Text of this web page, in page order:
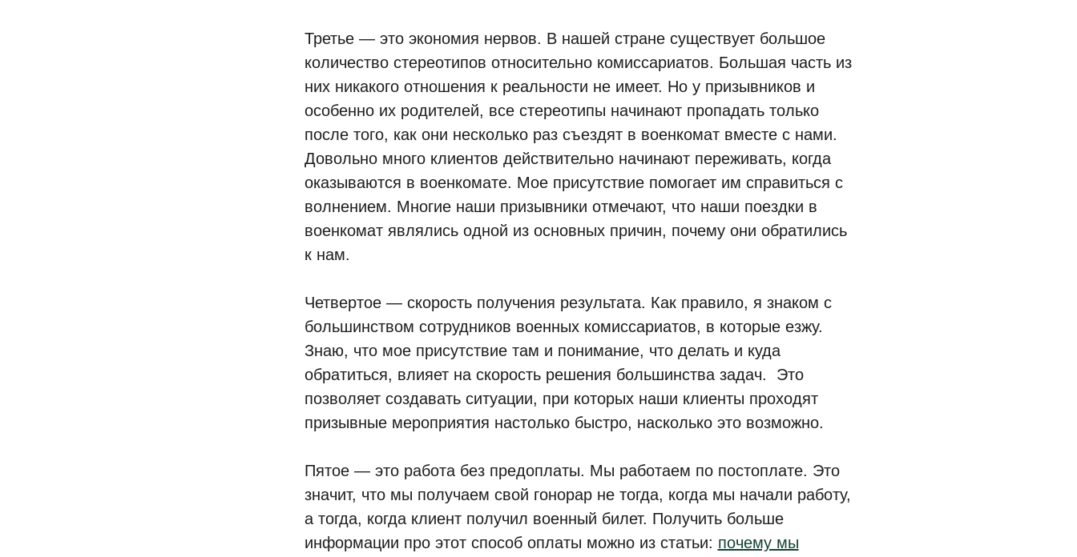
Третье — это экономия нервов. В нашей стране существует большое
количество стереотипов относительно комиссариатов. Большая часть из
них никакого отношения к реальности не имеет. Но у призывников и
особенно их родителей, все стереотипы начинают пропадать только
после того, как они несколько раз съездят в военкомат вместе с нами.
Довольно много клиентов действительно начинают переживать, когда
оказываются в военкомате. Мое присутствие помогает им справиться с
волнением. Многие наши призывники отмечают, что наши поездки в
военкомат являлись одной из основных причин, почему они обратились
к нам.
Четвертое — скорость получения результата. Как правило, я знаком с
большинством сотрудников военных комиссариатов, в которые езжу.
Знаю, что мое присутствие там и понимание, что делать и куда
обратиться, влияет на скорость решения большинства задач. Это
позволяет создавать ситуации, при которых наши клиенты проходят
призывные мероприятия настолько быстро, насколько это возможно.
Пятое — это работа без предоплаты. Мы работаем по постоплате. Это
значит, что мы получаем свой гонорар не тогда, когда мы начали работу,
а тогда, когда клиент получил военный билет. Получить больше
информации про этот способ оплаты можно из статьи: почему мы